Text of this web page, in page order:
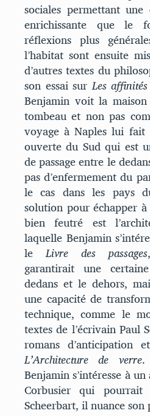
sociales permettant
enrichissante que le
réflexions plus
l’habitat sont ensuite
d’autres textes du
son essai surLes
Benjamin voit la
tombeau et non pas
voyage à Naples lui
ouverte du Sud qui est
de passage entre le
pas d’enfermement du
le cas dans les pays
solution pour échapper
bien feutré est
laquelle Benjamin
leLivre des passages
garantirait une
dedans et le dehors,
une capacité de
technique, comme le
textes de l’écrivain Paul
romans d’anticipation
L’Architecture de verre.
Benjamin s’intéresse à
Corbusier qui pourrait
Scheerbart, il nuance son